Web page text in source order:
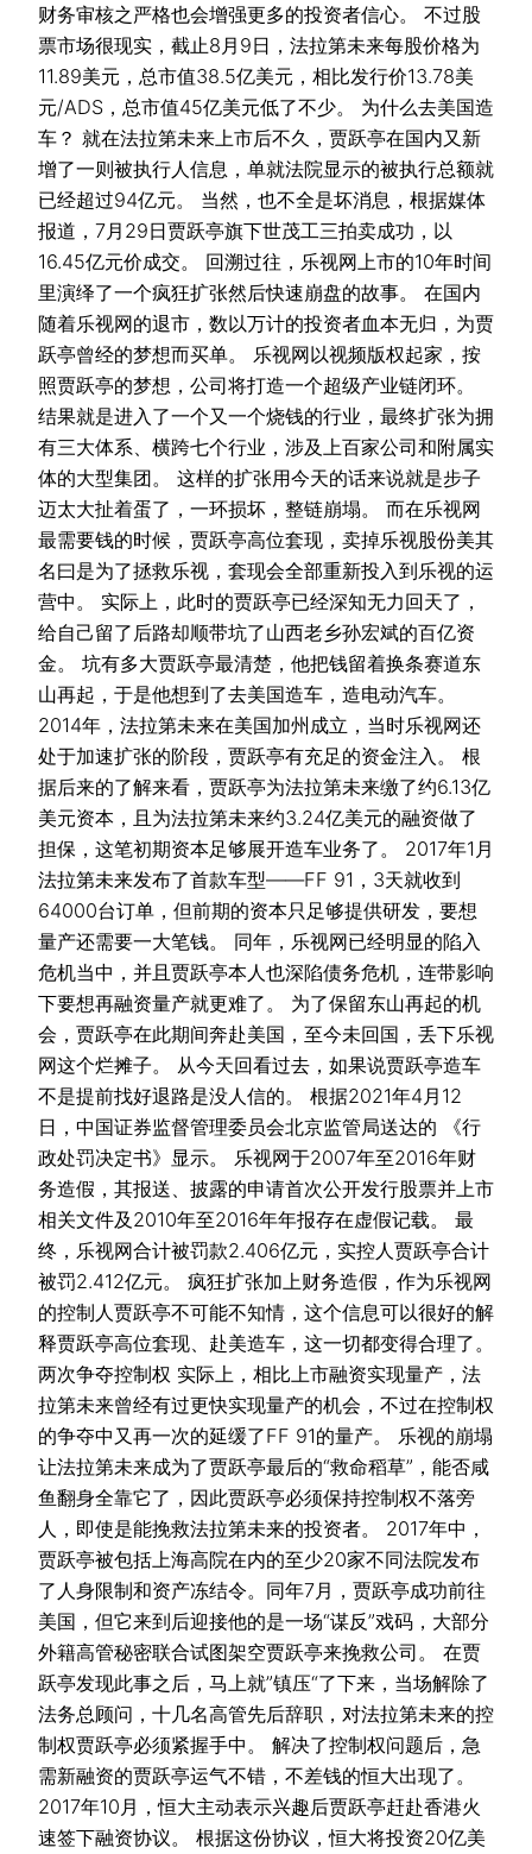
财务审核之严格也会增强更多的投资者信心。 不过股
票市场很现实，截止8月9日，法拉第未来每股价格为
11.89美元，总市值38.5亿美元，相比发行价13.78美
元/ADS，总市值45亿美元低了不少。 为什么去美国造
车？ 就在法拉第未来上市后不久，贾跃亭在国内又新
增了一则被执行人信息，单就法院显示的被执行总额就
已经超过94亿元。 当然，也不全是坏消息，根据媒体
报道，7月29日贾跃亭旗下世茂工三拍卖成功，以
16.45亿元价成交。 回溯过往，乐视网上市的10年时间
里演绎了一个疯狂扩张然后快速崩盘的故事。 在国内
随着乐视网的退市，数以万计的投资者血本无归，为贾
跃亭曾经的梦想而买单。 乐视网以视频版权起家，按
照贾跃亭的梦想，公司将打造一个超级产业链闭环。
结果就是进入了一个又一个烧钱的行业，最终扩张为拥
有三大体系、横跨七个行业，涉及上百家公司和附属实
体的大型集团。 这样的扩张用今天的话来说就是步子
迈太大扯着蛋了，一环损坏，整链崩塌。 而在乐视网
最需要钱的时候，贾跃亭高位套现，卖掉乐视股份美其
名曰是为了拯救乐视，套现会全部重新投入到乐视的运
营中。 实际上，此时的贾跃亭已经深知无力回天了，
给自己留了后路却顺带坑了山西老乡孙宏斌的百亿资
金。 坑有多大贾跃亭最清楚，他把钱留着换条赛道东
山再起，于是他想到了去美国造车，造电动汽车。
2014年，法拉第未来在美国加州成立，当时乐视网还
处于加速扩张的阶段，贾跃亭有充足的资金注入。 根
据后来的了解来看，贾跃亭为法拉第未来缴了约6.13亿
美元资本，且为法拉第未来约3.24亿美元的融资做了
担保，这笔初期资本足够展开造车业务了。 2017年1月
法拉第未来发布了首款车型——FF 91，3天就收到
64000台订单，但前期的资本只足够提供研发，要想
量产还需要一大笔钱。 同年，乐视网已经明显的陷入
危机当中，并且贾跃亭本人也深陷债务危机，连带影响
下要想再融资量产就更难了。 为了保留东山再起的机
会，贾跃亭在此期间奔赴美国，至今未回国，丢下乐视
网这个烂摊子。 从今天回看过去，如果说贾跃亭造车
不是提前找好退路是没人信的。 根据2021年4月12
日，中国证券监督管理委员会北京监管局送达的 《行
政处罚决定书》显示。 乐视网于2007年至2016年财
务造假，其报送、披露的申请首次公开发行股票并上市
相关文件及2010年至2016年年报存在虚假记载。 最
终，乐视网合计被罚款2.406亿元，实控人贾跃亭合计
被罚2.412亿元。 疯狂扩张加上财务造假，作为乐视网
的控制人贾跃亭不可能不知情，这个信息可以很好的解
释贾跃亭高位套现、赴美造车，这一切都变得合理了。
两次争夺控制权 实际上，相比上市融资实现量产，法
拉第未来曾经有过更快实现量产的机会，不过在控制权
的争夺中又再一次的延缓了FF 91的量产。 乐视的崩塌
让法拉第未来成为了贾跃亭最后的“救命稻草”，能否咸
鱼翻身全靠它了，因此贾跃亭必须保持控制权不落旁
人，即使是能挽救法拉第未来的投资者。 2017年中，
贾跃亭被包括上海高院在内的至少20家不同法院发布
了人身限制和资产冻结令。同年7月，贾跃亭成功前往
美国，但它来到后迎接他的是一场“谋反”戏码，大部分
外籍高管秘密联合试图架空贾跃亭来挽救公司。 在贾
跃亭发现此事之后，马上就”镇压“了下来，当场解除了
法务总顾问，十几名高管先后辞职，对法拉第未来的控
制权贾跃亭必须紧握手中。 解决了控制权问题后，急
需新融资的贾跃亭运气不错，不差钱的恒大出现了。
2017年10月，恒大主动表示兴趣后贾跃亭赶赴香港火
速签下融资协议。 根据这份协议，恒大将投资20亿美